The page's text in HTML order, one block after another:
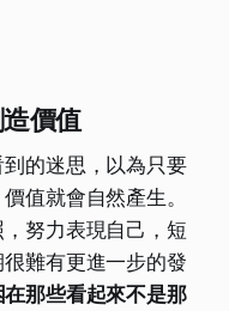
價值
的迷思，以為只要
值就會自然產生。
努力表現自己，短
難有更進一步的發
那些看起來不是那